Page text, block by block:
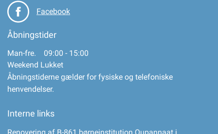
Facebook
Åbningstider
Man-fre. 09:00 - 15:00
Weekend Lukket
Åbningstiderne gælder for fysiske og telefoniske
henvendelser.
Interne links